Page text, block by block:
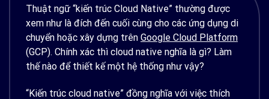
Thuật ngữ “kiến trúc Cloud Native” thường được
xem như là đích đến cuối cùng cho các ứng dụng di
chuyển hoặc xây dựng trên Google Cloud Platform
(GCP). Chính xác thì cloud native nghĩa là gì? Làm
thế nào để thiết kế một hệ thống như vậy?
“Kiến ​​trúc cloud native” đồng nghĩa với việc thích